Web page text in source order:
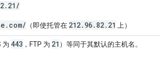
（即使托管在 212.96.82.21 上）
为 443 ，FTP 为 21 ）等同于其默认的主机名。